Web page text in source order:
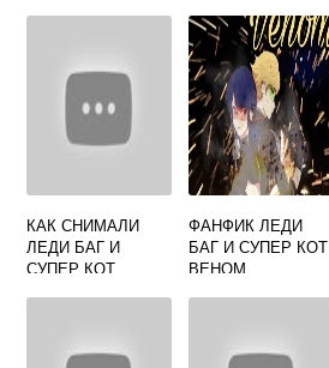
КАК СНИМАЛИ
ЛЕДИ БАГ И
СУПЕР КОТ
ФАНФИК ЛЕДИ
БАГ И СУПЕР КОТ
ВЕНОМ